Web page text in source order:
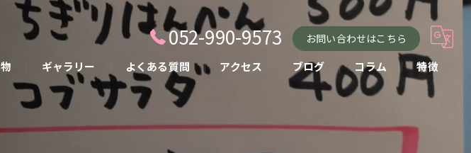
052-990-9573 お問い合わせはこちら
ギャラリー よくある質問 アクセス ブログ コラム 特徴